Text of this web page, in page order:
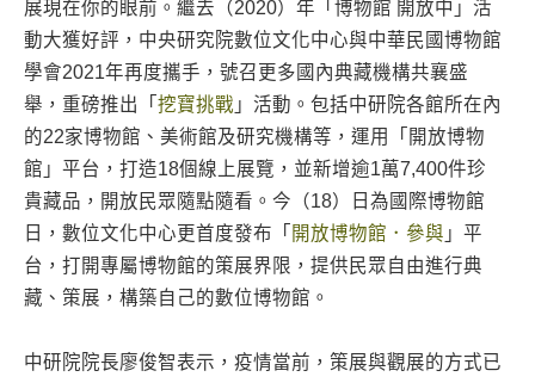
展現在你的眼前。繼去（2020）年「博物館 開放中」活
動大獲好評，中央研究院數位文化中心與中華民國博物館
學會2021年再度攜手，號召更多國內典藏機構共襄盛
舉，重磅推出「 挖寶挑戰 」活動。包括中研院各館所在內
的22家博物館、美術館及研究機構等，運用「開放博物
館」平台，打造18個線上展覽，並新增逾1萬7,400件珍
貴藏品，開放民眾隨點隨看。今（18）日為國際博物館
日，數位文化中心更首度發布「 開放博物館．參與 」平
台，打開專屬博物館的策展界限，提供民眾自由進行典
藏、策展，構築自己的數位博物館。
中研院院長廖俊智表示，疫情當前，策展與觀展的方式已